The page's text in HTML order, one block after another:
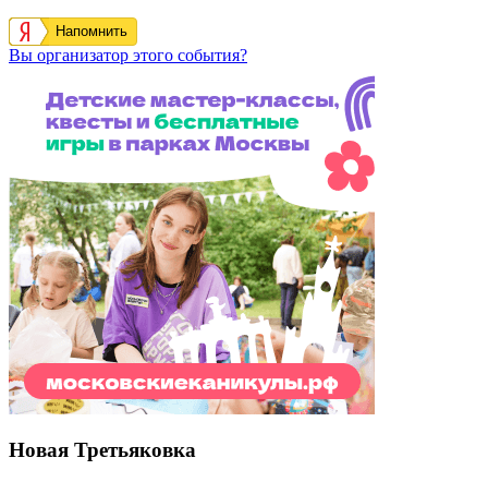
Напомнить
Вы организатор этого события?
Новая Третьяковка